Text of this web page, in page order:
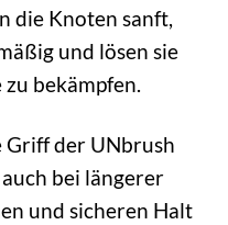
die Knoten sanft,
und lösen sie
bekämpfen.
Griff der UNbrush
bei längerer
und sicheren Halt